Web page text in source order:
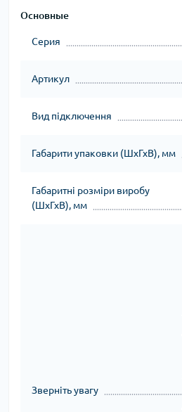
Основные
Серия
Артикул
Вид підключення
Габарити упаковки (ШхГхВ), мм
Габаритні розміри виробу
(ШхГхВ), мм
Зверніть увагу